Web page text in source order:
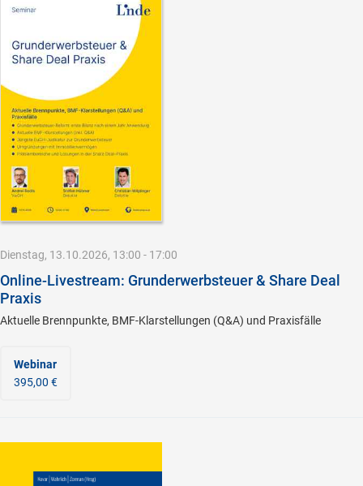
Dienstag, 13.10.2026, 13:00 - 17:00
Online-Livestream: Grunderwerbsteuer & Share Deal
Praxis
Aktuelle Brennpunkte, BMF-Klarstellungen (Q&A) und Praxisfälle
Webinar
395,00 €